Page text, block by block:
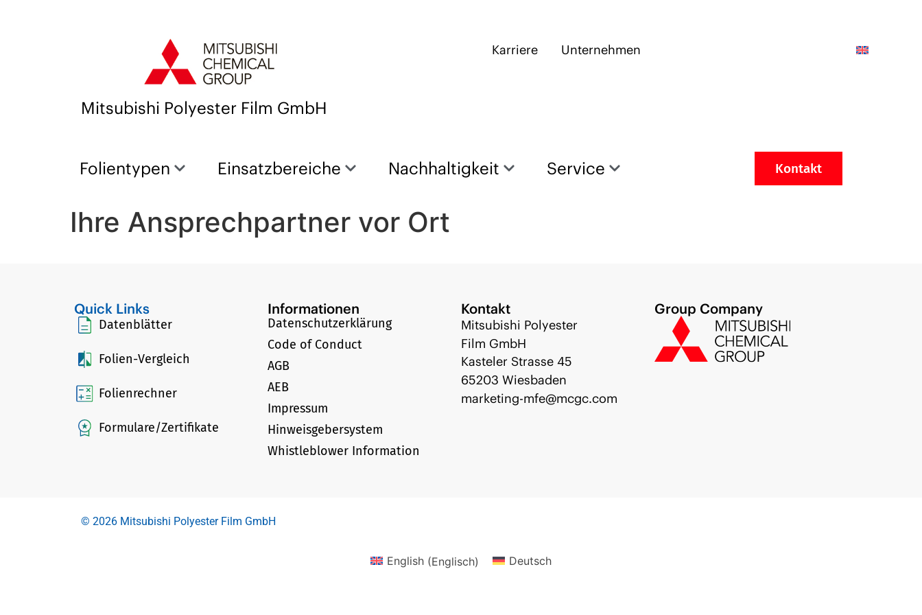
Mitsubishi Polyester Film GmbH
Karriere Unternehmen
Folientypen Einsatzbereiche Nachhaltigkeit Service Kontakt
Ihre Ansprechpartner vor Ort
Quick Links
Datenblätter
Folien-Vergleich
Folienrechner
Formulare/Zertifikate
Informationen
Datenschutzerklärung
Code of Conduct
AGB
AEB
Impressum
Hinweisgebersystem
Whistleblower Information
Kontakt
Mitsubishi Polyester
Film GmbH
Kasteler Strasse 45
65203 Wiesbaden
marketing-mfe@mcgc.com
Group Company
© 2026 Mitsubishi Polyester Film GmbH
English (Englisch) Deutsch